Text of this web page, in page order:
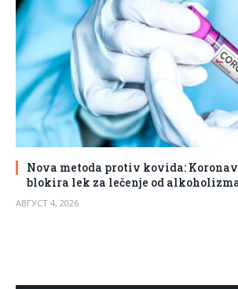
Nova metoda protiv kovida:
blokira lek za lečenje od
АВГУСТ 4, 2026